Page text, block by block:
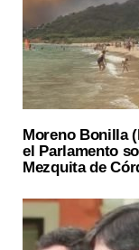
Moreno Bonilla
el Parlamento
Mezquita de